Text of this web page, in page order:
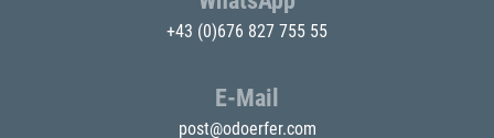
+43 (0)676 827 755 55
E-Mail
post@odoerfer.com